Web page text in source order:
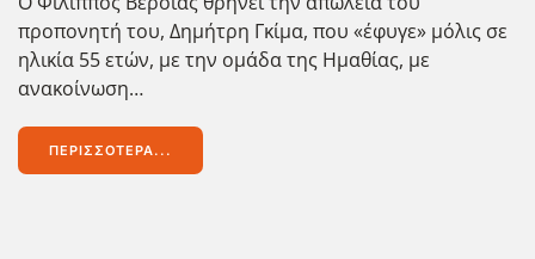
προπονητή του, Δημήτρη Γκίμα, που «έφυγε» μόλις σε
ηλικία 55 ετών, με την ομάδα της Ημαθίας, με
ανακοίνωση…
ΠΕΡΙΣΣΌΤΕΡΑ...